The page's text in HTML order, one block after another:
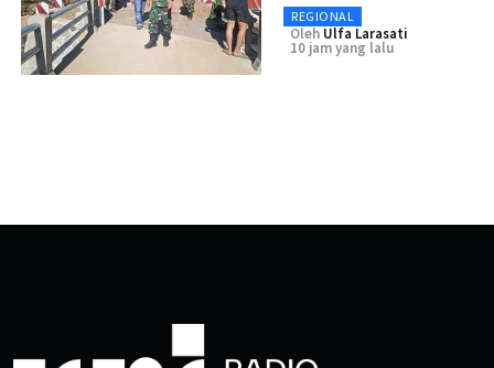
REGIONAL
Oleh Ulfa Larasati
10 jam yang lalu